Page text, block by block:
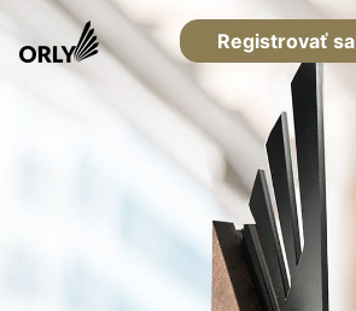
Registrovať sa